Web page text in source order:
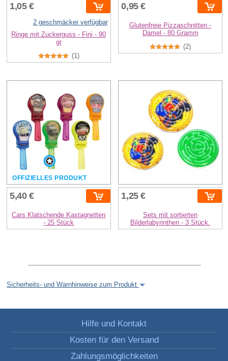
1,05 €
2 geschmäcker verfügbar
Ringe mit Zuckerguss - Fini - 90
gr
(1)
0,95 €
Glutenfreie Pizzaschnitten -
Damel - 80 Gramm
(2)
OFFIZIELLES PRODUKT
5,40 €
Cars Klatschende Kastagnetten
- 25 Stück
1,25 €
Sets mit sortierten
Bilderlabyrinthen - 3 Stück.
Sicherheits- und Warnhinweise zum Produkt
Hilfe und Kontakt
Kosten für den Versand
Zahlungsmöglichkeiten